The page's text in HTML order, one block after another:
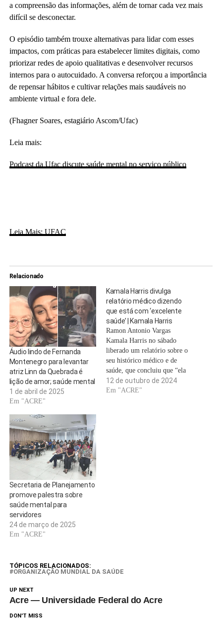
a compreensão das informações, além de tornar cada vez mais
difícil se desconectar.
O episódio também trouxe alternativas para lidar com esses
impactos, com práticas para estabelecer limites digitais, como
priorizar redes de apoio qualitativas e desenvolver recursos
internos para o autocuidado. A conversa reforçou a importância
de repensar hábitos e cultivar relações mais saudáveis no
ambiente virtual e fora dele.
(Fhagner Soares, estagiário Ascom/Ufac)
Leia mais:
Podcast da Ufac discute saúde mental no serviço público
Leia Mais: UFAC
Relacionado
Áudio lindo de Fernanda
Montenegro para levantar
atriz Linn da Quebrada é
lição de amor; saúde mental
1 de abril de 2025
Em "ACRE"
Kamala Harris divulga
relatório médico dizendo
que está com ‘excelente
saúde’ | Kamala Harris
Ramon Antonio Vargas
Kamala Harris no sábado
liberado um relatório sobre o
seu histórico médico e de
saúde, que concluiu que “ela
possui a resiliência física e
mental necessária para
12 de outubro de 2024
Em "ACRE"
Secretaria de Planejamento
promove palestra sobre
saúde mental para
servidores
24 de março de 2025
Em "ACRE"
TÓPICOS RELACIONADOS:
ORGANIZAÇÃO MUNDIAL DA SAÚDE
UP NEXT
Acre — Universidade Federal do Acre
DON'T MISS